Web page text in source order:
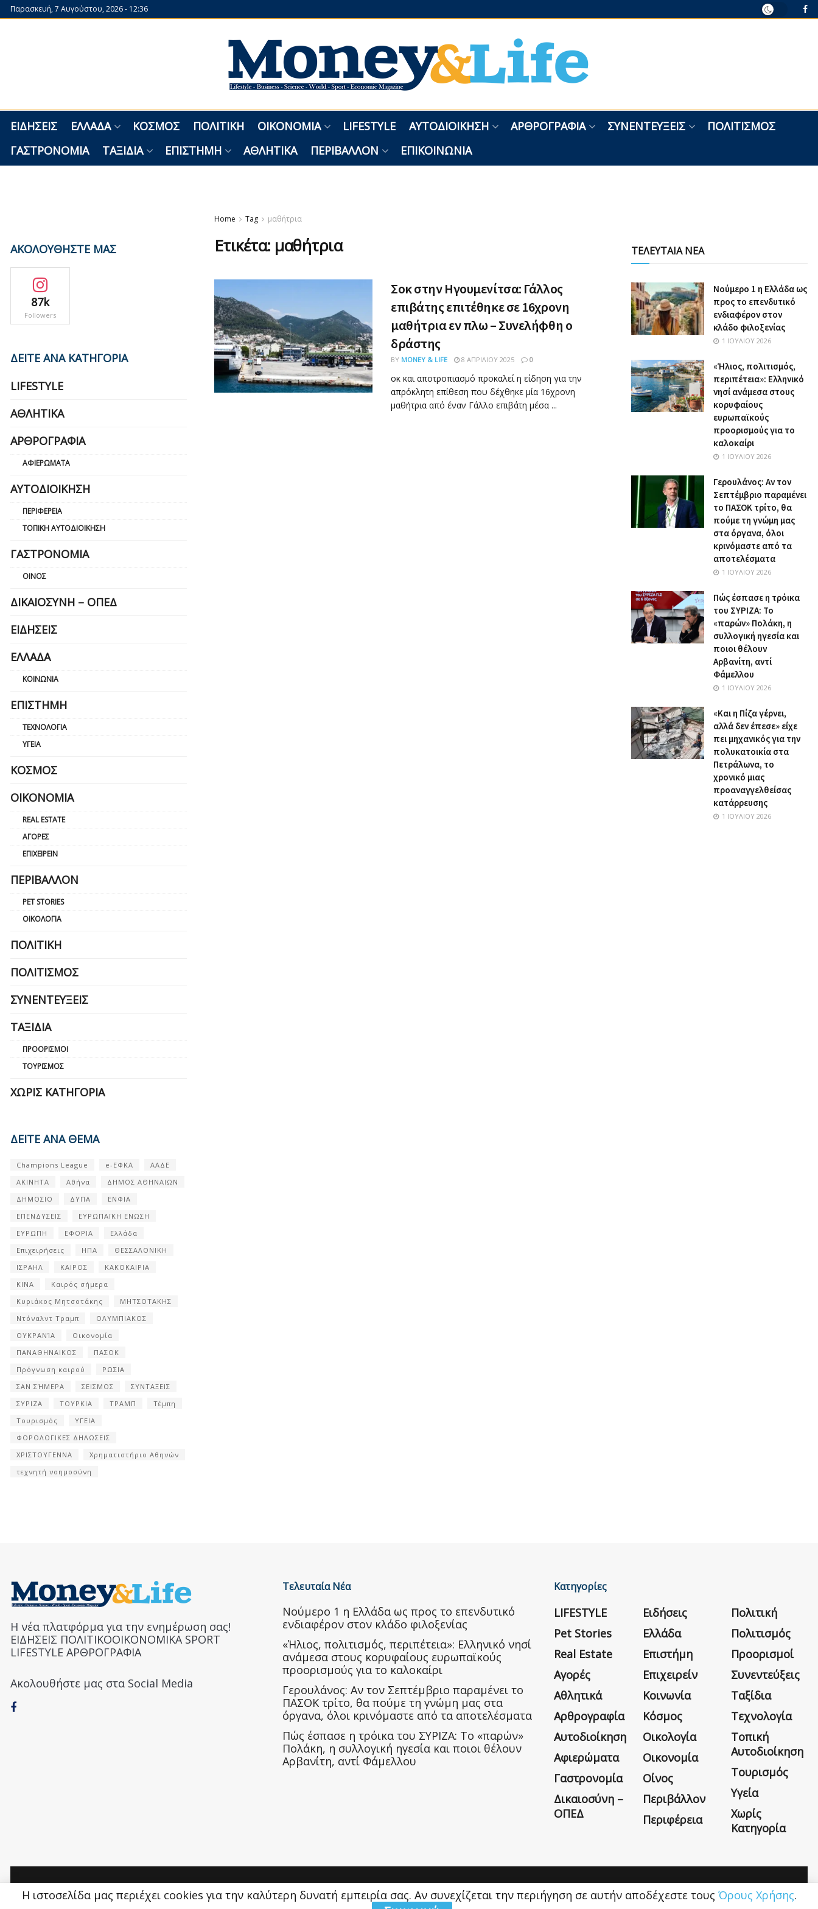
Παρασκευή, 7 Αυγούστου, 2026 - 12:36
ΕΙΔΉΣΕΙΣ ΕΛΛΆΔΑ ΚΌΣΜΟΣ ΠΟΛΙΤΙΚΉ ΟΙΚΟΝΟΜΊΑ LIFESTYLE ΑΥΤΟΔΙΟΊΚΗΣΗ ΑΡΘΡΟΓΡΑΦΊΑ ΣΥΝΕΝΤΕΎΞΕΙΣ
ΠΟΛΙΤΙΣΜΌΣ
ΓΑΣΤΡΟΝΟΜΊΑ
ΤΑΞΊΔΙΑ ΕΠΙΣΤΉΜΗ ΑΘΛΗΤΙΚΆ ΠΕΡΙΒΆΛΛΟΝ ΕΠΙΚΟΙΝΩΝΊΑ
Home Tag μαθήτρια
Ετικέτα: μαθήτρια
Σοκ στην Ηγουμενίτσα: Γάλλος
επιβάτης επιτέθηκε σε 16χρονη
μαθήτρια εν πλω – Συνελήφθη ο
δράστης
BY MONEY & LIFE 8 ΑΠΡΙΛΊΟΥ 2025 0
οκ και αποτροπιασμό προκαλεί η είδηση για την
απρόκλητη επίθεση που δέχθηκε μία 16χρονη
μαθήτρια από έναν Γάλλο επιβάτη μέσα ...
ΑΚΟΛΟΥΘΗΣΤΕ ΜΑΣ
87k
Followers
ΔΕΙΤΕ ΑΝΑ ΚΑΤΗΓΟΡΙΑ
LIFESTYLE
ΑΘΛΗΤΙΚΆ
ΑΡΘΡΟΓΡΑΦΊΑ
ΑΦΙΕΡΏΜΑΤΑ
ΑΥΤΟΔΙΟΊΚΗΣΗ
ΠΕΡΙΦΈΡΕΙΑ
ΤΟΠΙΚΉ ΑΥΤΟΔΙΟΊΚΗΣΗ
ΓΑΣΤΡΟΝΟΜΊΑ
ΟΊΝΟΣ
ΔΙΚΑΙΟΣΎΝΗ – ΟΠΕΔ
ΕΙΔΉΣΕΙΣ
ΕΛΛΆΔΑ
ΚΟΙΝΩΝΊΑ
ΕΠΙΣΤΉΜΗ
ΤΕΧΝΟΛΟΓΊΑ
ΥΓΕΊΑ
ΚΌΣΜΟΣ
ΟΙΚΟΝΟΜΊΑ
REAL ESTATE
ΑΓΟΡΈΣ
ΕΠΙΧΕΙΡΕΊΝ
ΠΕΡΙΒΆΛΛΟΝ
PET STORIES
ΟΙΚΟΛΟΓΊΑ
ΠΟΛΙΤΙΚΉ
ΠΟΛΙΤΙΣΜΌΣ
ΣΥΝΕΝΤΕΎΞΕΙΣ
ΤΑΞΊΔΙΑ
ΠΡΟΟΡΙΣΜΟΊ
ΤΟΥΡΙΣΜΌΣ
ΧΩΡΊΣ ΚΑΤΗΓΟΡΊΑ
ΔΕΙΤΕ ΑΝΑ ΘΕΜΑ
Champions League e-ΕΦΚΑ
ΑΑΔΕ
ΑΚΙΝΗΤΑ
Αθήνα
ΔΗΜΟΣ ΑΘΗΝΑΙΩΝ
ΔΗΜΟΣΙΟ
ΔΥΠΑ
ΕΝΦΙΑ
ΕΠΕΝΔΥΣΕΙΣ
ΕΥΡΩΠΑΪΚΗ ΕΝΩΣΗ
ΕΥΡΩΠΗ
ΕΦΟΡΙΑ
Ελλάδα
Επιχειρήσεις
ΗΠΑ
ΘΕΣΣΑΛΟΝΙΚΗ
ΙΣΡΑΗΛ
ΚΑΙΡΟΣ
ΚΑΚΟΚΑΙΡΙΑ
ΚΙΝΑ
Καιρός σήμερα
Κυριάκος Μητσοτάκης
ΜΗΤΣΟΤΑΚΗΣ
Ντόναλντ Τραμπ
ΟΛΥΜΠΙΑΚΟΣ
ΟΥΚΡΑΝΊΑ
Οικονομία
ΠΑΝΑΘΗΝΑΙΚΟΣ
ΠΑΣΟΚ
Πρόγνωση καιρού
ΡΩΣΙΑ
ΣΑΝ ΣΉΜΕΡΑ
ΣΕΙΣΜΟΣ
ΣΥΝΤΑΞΕΙΣ
ΣΥΡΙΖΑ
ΤΟΥΡΚΙΑ ΤΡΑΜΠ
Τέμπη
Τουρισμός
ΥΓΕΙΑ
ΦΟΡΟΛΟΓΙΚΕΣ ΔΗΛΩΣΕΙΣ
ΧΡΙΣΤΟΥΓΕΝΝΑ
Χρηματιστήριο Αθηνών
τεχνητή νοημοσύνη
ΤΕΛΕΥΤΑΙΑ ΝΕΑ
Nούμερο 1 η Ελλάδα ως
προς το επενδυτικό
ενδιαφέρον στον
κλάδο φιλοξενίας
1 ΙΟΥΛΊΟΥ 2026
«Ήλιος, πολιτισμός,
περιπέτεια»: Ελληνικό
νησί ανάμεσα στους
κορυφαίους
ευρωπαϊκούς
προορισμούς για το
καλοκαίρι
1 ΙΟΥΛΊΟΥ 2026
Γερουλάνος: Αν τον
Σεπτέμβριο παραμένει
το ΠΑΣΟΚ τρίτο, θα
πούμε τη γνώμη μας
στα όργανα, όλοι
κρινόμαστε από τα
αποτελέσματα
1 ΙΟΥΛΊΟΥ 2026
Πώς έσπασε η τρόικα
του ΣΥΡΙΖΑ: Το
«παρών» Πολάκη, η
συλλογική ηγεσία και
ποιοι θέλουν
Αρβανίτη, αντί
Φάμελλου
1 ΙΟΥΛΊΟΥ 2026
«Και η Πίζα γέρνει,
αλλά δεν έπεσε» είχε
πει μηχανικός για την
πολυκατοικία στα
Πετράλωνα, το
χρονικό μιας
προαναγγελθείσας
κατάρρευσης
1 ΙΟΥΛΊΟΥ 2026
Η νέα πλατφόρμα για την ενημέρωση σας!
ΕΙΔΗΣΕΙΣ ΠΟΛΙΤΙΚΟΟΙΚΟΝΟΜΙΚΑ SPORT
LIFESTYLE ΑΡΘΡΟΓΡΑΦΙΑ
Ακολουθήστε μας στα Social Media
Τελευταία Νέα
Nούμερο 1 η Ελλάδα ως προς το επενδυτικό
ενδιαφέρον στον κλάδο φιλοξενίας
«Ήλιος, πολιτισμός, περιπέτεια»: Ελληνικό νησί
ανάμεσα στους κορυφαίους ευρωπαϊκούς
προορισμούς για το καλοκαίρι
Γερουλάνος: Αν τον Σεπτέμβριο παραμένει το
ΠΑΣΟΚ τρίτο, θα πούμε τη γνώμη μας στα
όργανα, όλοι κρινόμαστε από τα αποτελέσματα
Πώς έσπασε η τρόικα του ΣΥΡΙΖΑ: Το «παρών»
Πολάκη, η συλλογική ηγεσία και ποιοι θέλουν
Αρβανίτη, αντί Φάμελλου
Κατηγορίες
LIFESTYLE
Pet Stories
Real Estate
Αγορές
Αθλητικά
Αρθρογραφία
Αυτοδιοίκηση
Αφιερώματα
Γαστρονομία
Δικαιοσύνη –
ΟΠΕΔ
Ειδήσεις
Ελλάδα
Επιστήμη
Επιχειρείν
Κοινωνία
Κόσμος
Οικολογία
Οικονομία
Οίνος
Περιβάλλον
Περιφέρεια
Πολιτική
Πολιτισμός
Προορισμοί
Συνεντεύξεις
Ταξίδια
Τεχνολογία
Τοπική
Αυτοδιοίκηση
Τουρισμός
Υγεία
Χωρίς
Κατηγορία
Η εταιρεία Όροι Χρήσης Επικοινωνία
Η ιστοσελίδα μας περιέχει cookies για την καλύτερη δυνατή εμπειρία σας. Αν συνεχίζεται την περιήγηση σε αυτήν αποδέχεστε τους Όρους Χρήσης.